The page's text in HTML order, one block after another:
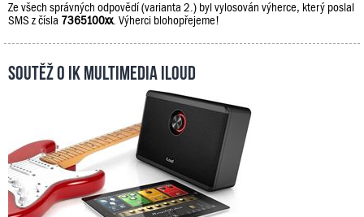
Ze všech správných odpovědí (varianta 2.) byl vylosován výherce, který poslal
SMS z čísla 7365100xx. Výherci blohopřejeme!
Soutěž o IK Multimedia iLoud